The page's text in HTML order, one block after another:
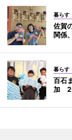
暮らす
佐賀
関係
暮らす
百石
加